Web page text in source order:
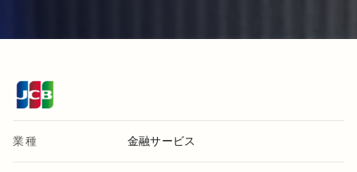
業種 金融サービス